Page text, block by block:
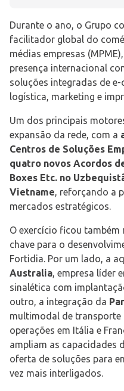
Durante o ano, o Grupo
facilitador global do
médias empresas
presença internacional
soluções integradas de
logística, marketing e
Um dos principais
expansão da rede, com a
Centros de Soluções
quatro novos Acordos
Boxes Etc. no
Vietname, reforçando a
mercados estratégicos.
O exercício ficou
chave para o
Fortidia. Por um lado, a
Australia, empresa líder
sinalética com
outro, a integração da
multimodal de transporte
operações em Itália e
ampliam as capacidades
oferta de soluções para
vez mais interligados.